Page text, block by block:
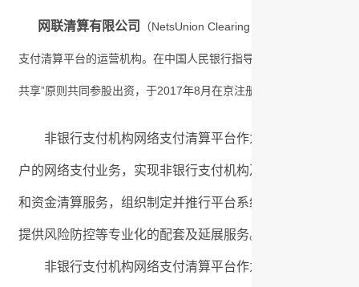
网联清算有限公司 （NetsUnion Clearing Corporation，简称
支付清算平台的运营机构。在中国人民银行指导下，由中国支付清
共享”原则共同参股出资，于2017年8月在京注册成立，为公司制企
非银行支付机构网络支付清算平台作为全国统一的清算
户的网络支付业务，实现非银行支付机构及商业银行一点
和资金清算服务，组织制定并推行平台系统及网络支付市
提供风险防控等专业化的配套及延展服务。
非银行支付机构网络支付清算平台作为国家级重要金融